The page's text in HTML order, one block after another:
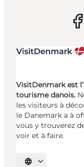
VisitDenmark est
tourisme danois.
les visiteurs à
le Danemark a à
vous y trouverez
voir et à faire.
Choisissez la langue